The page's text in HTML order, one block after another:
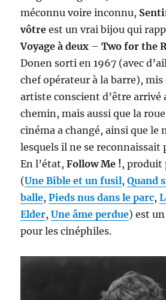
méconnu voire inconnu,
vôtre est un vrai bijou qui
Voyage à deux –Two for the
Donen sorti en 1967 (avec
chef opérateur à la barre), mis
artiste conscient d’être arrivé
chemin, mais aussi que la
cinéma a changé, ainsi que le
lesquels il ne se reconnaissait
En l’état,Follow Me !, produit
(Une Bible et un fusil,Quand
balle,Pieds nus dans le parc,
Elder,Une âme perdue) est
pour les cinéphiles.